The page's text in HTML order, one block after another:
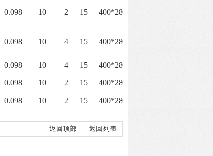
0.098 10 2 15 400*280*420
0.098 10 4 15 400*280*420
0.098 10 4 15 400*280*420
0.098 10 2 15 400*280*420
0.098 10 2 15 400*280*420
返回列表
返回顶部